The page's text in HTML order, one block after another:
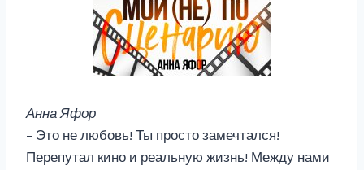
Анна Яфор
– Это не любовь! Ты просто замечтался!
Перепутал кино и реальную жизнь! Между нами